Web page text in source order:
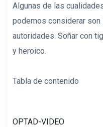
Algunas de las
podemos considerar
autoridades. Soñar con
y heroico.
Tabla de contenido
OPTAD-VIDEO